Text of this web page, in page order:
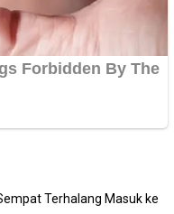
Terhalang Masuk ke